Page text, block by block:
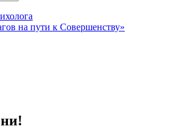
на пути к Совершенству»